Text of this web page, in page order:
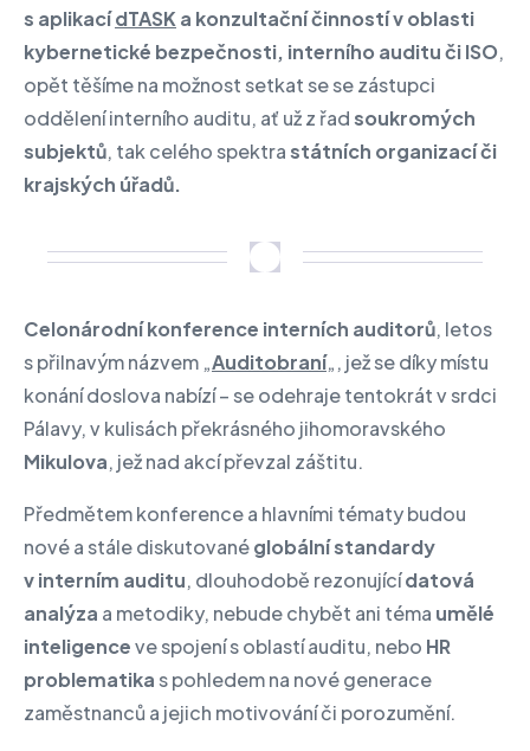
s aplikacídTASKa konzultační činností v oblasti
kybernetické bezpečnosti, interního auditu či ISO,
opět těšíme na možnost setkat se se zástupci
oddělení interního auditu, ať už z řadsoukromých
subjektů, tak celého spektrastátních organizací či
krajských úřadů.
Celonárodní konference interních auditorů, letos
s přilnavým názvem „Auditobraní„, jež se díky místu
konání doslova nabízí – se odehraje tentokrát v srdci
Pálavy, v kulisách překrásného jihomoravského
Mikulova, jež nad akcí převzal záštitu.
Předmětem konference a hlavními tématy budou
nové a stále diskutovanéglobální standardy
v interním auditu, dlouhodobě rezonujícídatová
analýza a metodiky, nebude chybět ani téma umělé
inteligenceve spojení s oblastí auditu, nebo HR
problematikas pohledem na nové generace
zaměstnanců a jejich motivování či porozumění.